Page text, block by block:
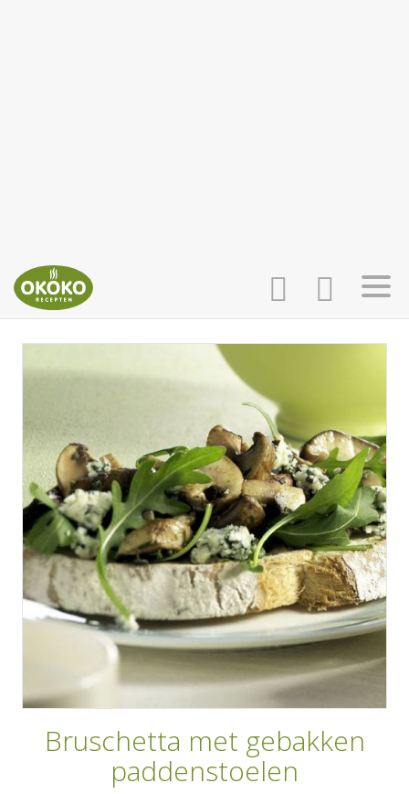
AANMELDEN
HOME
RECEPTEN
WEEKMENU'S
KOOKBOEKEN
Bruschetta met gebakken
paddenstoelen